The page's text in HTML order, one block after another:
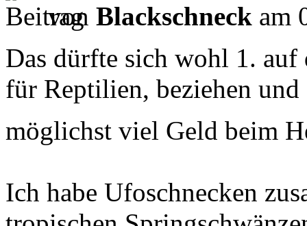
von Blackschneck am
Das dürfte sich wohl 1. auf
für Reptilien, beziehen
möglichst viel Geld beim
Ich habe Ufoschnecken